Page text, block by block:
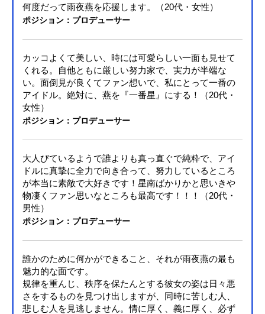
何度だって雨夜燕を応援します。（20代・女性）
ポジション：プロデューサー
カッコよくて美しい、時には可愛らしい一面も見せて
くれる。自他ともに厳しい努力家で、実力が半端な
い。面倒見が良くてファン想いで、私にとって一番の
アイドル。絶対に、燕を『一番星』にする！（20代・
女性）
ポジション：プロデューサー
大人びているようで誰よりも真っ直ぐで純粋で、アイ
ドルに真摯に全力で向き合って、努力しているところ
が本当に素敵で大好きです！星南ばかりかと思いきや
物凄くファン思いなところも最高です！！！（20代・
男性）
ポジション：プロデューサー
誰かのために何かができること、それが雨夜燕の最も
魅力的な面です。
規律を重んじ、秩序を保たんとする彼女の姿は日々悪
さをするものを見つけ出しますが、同時に苦しむ人、
悲しむ人を見逃しません。情に厚く、義に厚く、必ず